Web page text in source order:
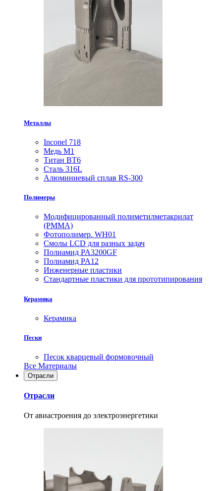
Металлы
Inconel 718
Медь М1
Титан ВТ6
Сталь 316L
Алюминиевый сплав RS-300
Полимеры
Модифицированный полиметилметакрилат
(PMMA)
Фотополимер. WH01
Смолы LCD для разных задач
Полиамид PA3200GF
Полиамид PA12
Инженерные пластики
Стандартные пластики для прототипирования
Керамика
Керамика
Пески
Песок кварцевый формовочный
Все Материалы
Отрасли
Отрасли
От авиастроения до электроэнергетики